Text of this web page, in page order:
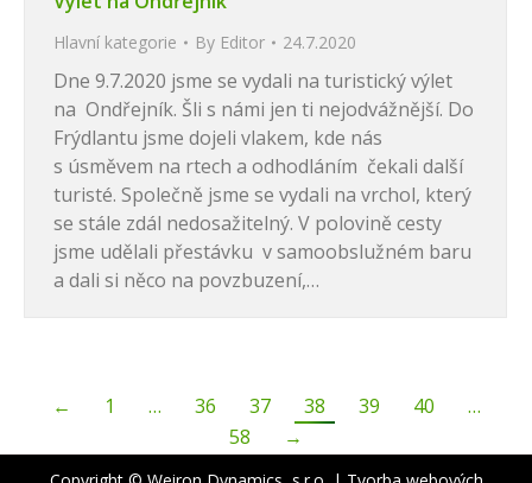
Hlavní kategorie By Editor 24.7.2020
Dne 9.7.2020 jsme se vydali na turistický výlet
na Ondřejník. Šli s námi jen ti nejodvážnější. Do
Frýdlantu jsme dojeli vlakem, kde nás
s úsměvem na rtech a odhodláním čekali další
turisté. Společně jsme se vydali na vrchol, který
se stále zdál nedosažitelný. V polovině cesty
jsme udělali přestávku v samoobslužném baru
a dali si něco na povzbuzení,…
← 1 … 36 37 38 39 40
…
58
→